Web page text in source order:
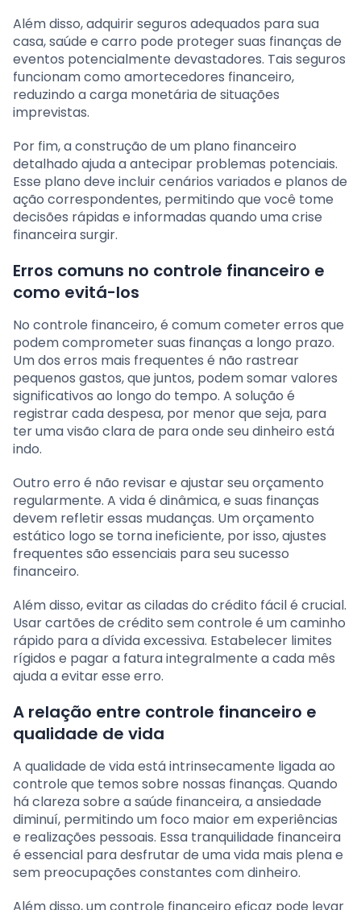
Além disso, adquirir seguros adequados para sua
casa, saúde e carro pode proteger suas finanças de
eventos potencialmente devastadores. Tais seguros
funcionam como amortecedores financeiro,
reduzindo a carga monetária de situações
imprevistas.
Por fim, a construção de um plano financeiro
detalhado ajuda a antecipar problemas potenciais.
Esse plano deve incluir cenários variados e planos de
ação correspondentes, permitindo que você tome
decisões rápidas e informadas quando uma crise
financeira surgir.
Erros comuns no controle financeiro e
como evitá-los
No controle financeiro, é comum cometer erros que
podem comprometer suas finanças a longo prazo.
Um dos erros mais frequentes é não rastrear
pequenos gastos, que juntos, podem somar valores
significativos ao longo do tempo. A solução é
registrar cada despesa, por menor que seja, para
ter uma visão clara de para onde seu dinheiro está
indo.
Outro erro é não revisar e ajustar seu orçamento
regularmente. A vida é dinâmica, e suas finanças
devem refletir essas mudanças. Um orçamento
estático logo se torna ineficiente, por isso, ajustes
frequentes são essenciais para seu sucesso
financeiro.
Além disso, evitar as ciladas do crédito fácil é crucial.
Usar cartões de crédito sem controle é um caminho
rápido para a dívida excessiva. Estabelecer limites
rígidos e pagar a fatura integralmente a cada mês
ajuda a evitar esse erro.
A relação entre controle financeiro e
qualidade de vida
A qualidade de vida está intrinsecamente ligada ao
controle que temos sobre nossas finanças. Quando
há clareza sobre a saúde financeira, a ansiedade
diminuí, permitindo um foco maior em experiências
e realizações pessoais. Essa tranquilidade financeira
é essencial para desfrutar de uma vida mais plena e
sem preocupações constantes com dinheiro.
Além disso, um controle financeiro eficaz pode levar